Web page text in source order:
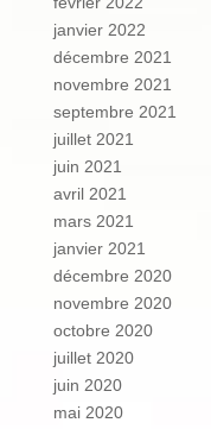
janvier 2022
décembre 2021
novembre 2021
septembre 2021
juillet 2021
juin 2021
avril 2021
mars 2021
janvier 2021
décembre 2020
novembre 2020
octobre 2020
juillet 2020
juin 2020
mai 2020